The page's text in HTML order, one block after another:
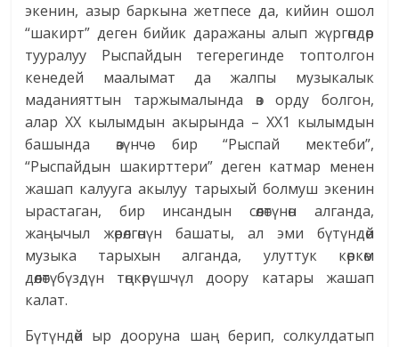
экенин, азыр баркына жетпесе да, кийин ошол
“шакирт” деген бийик даражаны алып жүргөндөр
тууралуу Рыспайдын тегерегинде топтолгон
кенедей маалымат да жалпы музыкалык
маданияттын таржымалында өз орду болгон,
алар ХХ кылымдын акырында – ХХ1 кылымдын
башында өзүнчө бир “Рыспай мектеби”,
“Рыспайдын шакирттери” деген катмар менен
жашап калууга акылуу тарыхый болмуш экенин
ырастаган, бир инсандын сөөлөтүнөн алганда,
жаңычыл жөрөлгөнүн башаты, ал эми бүтүндөй
музыка тарыхын алганда, улуттук көркөм
дөөлөтүбүздүн төңкөрүшчүл доору катары жашап
калат.
Бүтүндөй ыр дооруна шаң берип, солкулдатып